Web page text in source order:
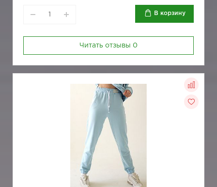
В корзину
Читать отзывы 0